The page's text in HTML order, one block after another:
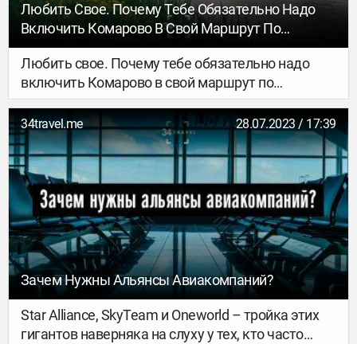
Любить Свое. Почему Тебе Обязательно Надо
Включить Комарово В Свой Маршрут По
Беларуси?
Любить свое. Почему тебе обязательно надо
включить Комарово в свой маршрут по
Беларуси?
34travel.me 28.07.2023 / 17:39
Зачем Нужны Альянсы Авиакомпаний?
Star Alliance, SkyTeam и Oneworld – тройка этих
гигантов наверняка на слуху у тех, кто часто